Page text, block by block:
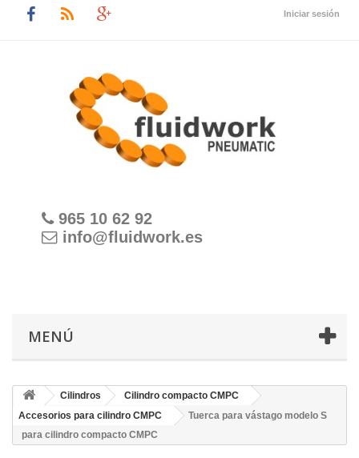
Iniciar sesión
965 10 62 92
info@fluidwork.es
MENÚ
Cilindros
Cilindro compacto CMPC
Accesorios para cilindro CMPC
Tuerca para vástago modelo S
para cilindro compacto CMPC